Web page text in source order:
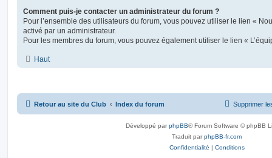
Comment puis-je contacter un administrateur du forum ?
Pour l’ensemble des utilisateurs du forum, vous pouvez utiliser le lien «
activé par un administrateur.
Pour les membres du forum, vous pouvez également utiliser le lien «
Haut
Retour au site du Club Index du forum Supprimer
Développé parphpBB® Forum Software © phpBB
Traduit parphpBB-fr.com
Confidentialité | Conditions